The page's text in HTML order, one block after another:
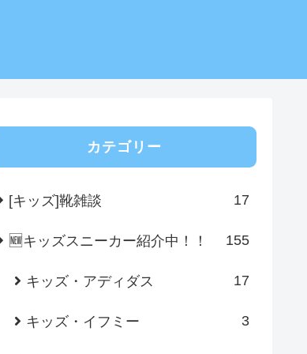
カテゴリー
[キッズ]靴雑談 17
🆕キッズスニーカー紹介中！！ 155
キッズ・アディダス 17
キッズ・イフミー 3